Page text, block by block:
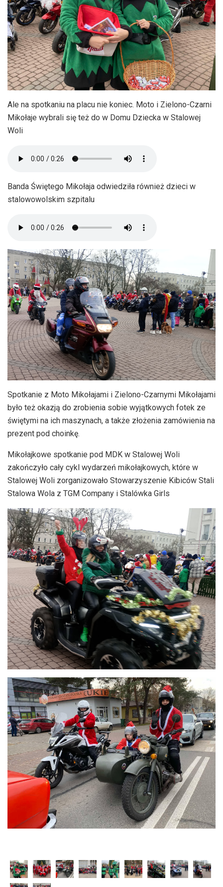
Ale na spotkaniu na placu nie koniec. Moto i Zielono-Czarni
Mikołaje wybrali się też do w Domu Dziecka w Stalowej
Woli
Banda Świętego Mikołaja odwiedziła również dzieci w
stalowowolskim szpitalu
Spotkanie z Moto Mikołajami i Zielono-Czarnymi Mikołajami
było też okazją do zrobienia sobie wyjątkowych fotek ze
świętymi na ich maszynach, a także złożenia zamówienia na
prezent pod choinkę.
Mikołajkowe spotkanie pod MDK w Stalowej Woli
zakończyło cały cykl wydarzeń mikołajkowych, które w
Stalowej Woli zorganizowało Stowarzyszenie Kibiców Stali
Stalowa Wola z TGM Company i Stalówka Girls